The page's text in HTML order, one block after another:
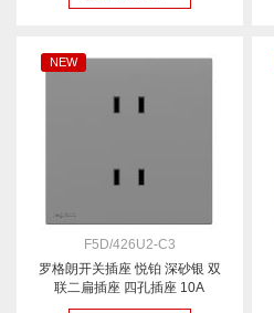
NEW
F5D/426U2-C3
罗格朗开关插座 悦铂 深砂银 双
联二扁插座 四孔插座 10A